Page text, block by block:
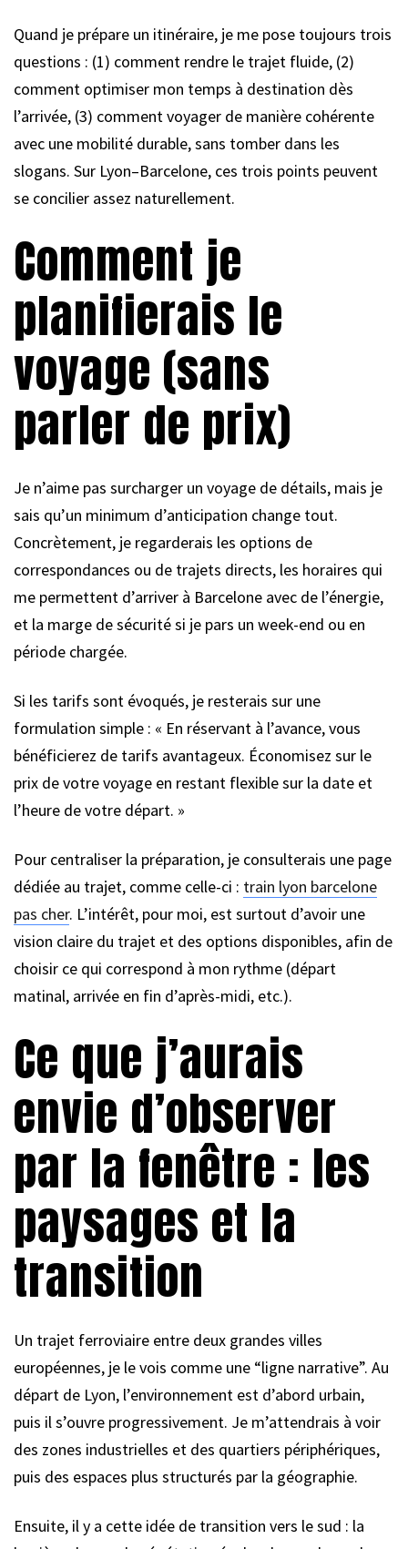
Quand je prépare un itinéraire, je me pose toujours trois
questions : (1) comment rendre le trajet fluide, (2)
comment optimiser mon temps à destination dès
l’arrivée, (3) comment voyager de manière cohérente
avec une mobilité durable, sans tomber dans les
slogans. Sur Lyon–Barcelone, ces trois points peuvent
se concilier assez naturellement.
Comment je
planifierais le
voyage (sans
parler de prix)
Je n’aime pas surcharger un voyage de détails, mais je
sais qu’un minimum d’anticipation change tout.
Concrètement, je regarderais les options de
correspondances ou de trajets directs, les horaires qui
me permettent d’arriver à Barcelone avec de l’énergie,
et la marge de sécurité si je pars un week-end ou en
période chargée.
Si les tarifs sont évoqués, je resterais sur une
formulation simple : « En réservant à l’avance, vous
bénéficierez de tarifs avantageux. Économisez sur le
prix de votre voyage en restant flexible sur la date et
l’heure de votre départ. »
Pour centraliser la préparation, je consulterais une page
dédiée au trajet, comme celle-ci : train lyon barcelone
pas cher. L’intérêt, pour moi, est surtout d’avoir une
vision claire du trajet et des options disponibles, afin de
choisir ce qui correspond à mon rythme (départ
matinal, arrivée en fin d’après-midi, etc.).
Ce que j’aurais
envie d’observer
par la fenêtre : les
paysages et la
transition
Un trajet ferroviaire entre deux grandes villes
européennes, je le vois comme une “ligne narrative”. Au
départ de Lyon, l’environnement est d’abord urbain,
puis il s’ouvre progressivement. Je m’attendrais à voir
des zones industrielles et des quartiers périphériques,
puis des espaces plus structurés par la géographie.
Ensuite, il y a cette idée de transition vers le sud : la